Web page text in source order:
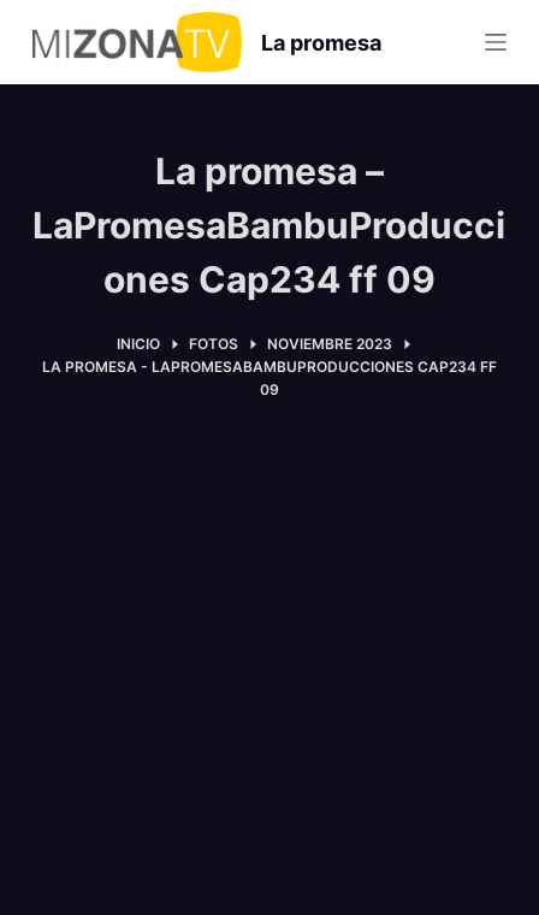
S
a
l
La promesa
La promesa –
LaPromesaBambuProducci
ones Cap234 ff 09
INICIO FOTOS
NOVIEMBRE 2023
LA PROMESA - LAPROMESABAMBUPRODUCCIONES CAP234 FF
09